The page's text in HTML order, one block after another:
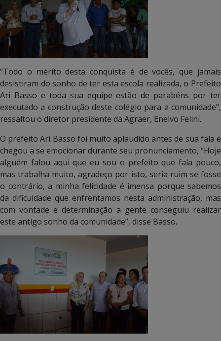
“Todo o mérito desta conquista é de vocês, que jamais
desistiram do sonho de ter esta escola realizada, o Prefeito
Ari Basso e toda sua equipe estão de parabéns por ter
executado a construção deste colégio para a comunidade”,
ressaltou o diretor presidente da Agraer, Enelvo Felini.
O prefeito Ari Basso foi muito aplaudido antes de sua fala e
chegou a se emocionar durante seu pronunciamento, “Hoje
alguém falou aqui que eu sou o prefeito que fala pouco,
mas trabalha muito, agradeço por isto, seria ruim se fosse
o contrário, a minha felicidade é imensa porque sabemos
da dificuldade que enfrentamos nesta administração, mas
com vontade e determinação a gente conseguiu realizar
este antigo sonho da comunidade”, disse Basso.